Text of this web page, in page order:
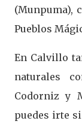
(Munpuma),
Pueblos
En Calvillo
naturales
Codorniz y
puedes irte